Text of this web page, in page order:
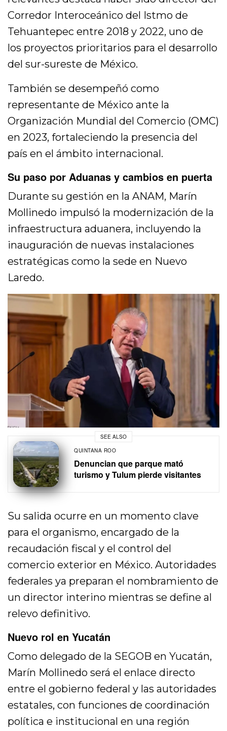
Corredor Interoceánico del Istmo de
Tehuantepec entre 2018 y 2022, uno de
los proyectos prioritarios para el desarrollo
del sur-sureste de México.
También se desempeñó como
representante de México ante la
Organización Mundial del Comercio (OMC)
en 2023, fortaleciendo la presencia del
país en el ámbito internacional.
Su paso por Aduanas y cambios en puerta
Durante su gestión en la ANAM, Marín
Mollinedo impulsó la modernización de la
infraestructura aduanera, incluyendo la
inauguración de nuevas instalaciones
estratégicas como la sede en Nuevo
Laredo.
SEE ALSO
QUINTANA ROO
Denuncian que parque mató
turismo y Tulum pierde visitantes
Su salida ocurre en un momento clave
para el organismo, encargado de la
recaudación fiscal y el control del
comercio exterior en México. Autoridades
federales ya preparan el nombramiento de
un director interino mientras se define al
relevo definitivo.
Nuevo rol en Yucatán
Como delegado de la SEGOB en Yucatán,
Marín Mollinedo será el enlace directo
entre el gobierno federal y las autoridades
estatales, con funciones de coordinación
política e institucional en una región